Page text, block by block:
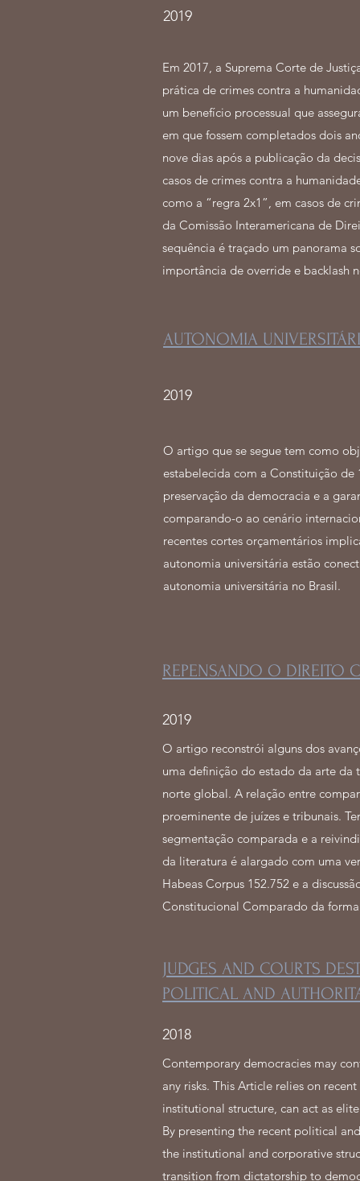
2019
Em 2017, a Suprema Corte de
prática de crimes contra a
um benefício processual que
em que fossem completados dois
nove dias após a publicação da
casos de crimes contra a
como a “regra 2x1”, em casos de
da Comissão Interamericana de
sequência é traçado um panorama
importância de override e backlash
AUTONOMIA
2019
O artigo que se segue tem como
estabelecida com a Constituição de
preservação da democracia e a
comparando-o ao cenário
recentes cortes orçamentários
autonomia universitária estão
autonomia universitária no Brasil.
REPENSANDO O DIREITO
2019
O artigo reconstrói alguns dos
uma definição do estado da arte da
norte global. A relação entre
proeminente de juízes e tribunais.
segmentação comparada e a
da literatura é alargado com uma
Habeas Corpus 152.752 e a
Constitucional Comparado da
JUDGES AND COURTS
POLITICAL AND
2018
Contemporary democracies may
any risks. This Article relies on
institutional structure, can act as
By presenting the recent political
the institutional and corporative
transition from dictatorship to